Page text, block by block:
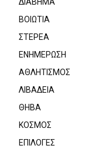
ΒΟΙΩΤΙΑ
ΣΤΕΡΕΑ
ΕΝΗΜΕΡΩΣΗ
ΑΘΛΗΤΙΣΜΟΣ
ΛΙΒΑΔΕΙΑ
ΘΗΒΑ
ΚΟΣΜΟΣ
ΕΠΙΛΟΓΕΣ